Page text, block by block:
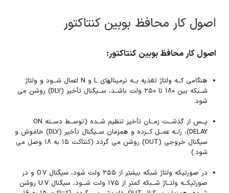
اصول کار محافظ بوبین کنتاکتور
اصول کار محافظ بوبین کنتاکتور:
هنگامی کــه ولتاژ تغذیه بــه ترمینالهای L و N اعمال شــود و ولتاژ
شــبکه بین ۱۸۰ تا ۲۵۰ ولت باشــد، ســیگنال تأخیر (DLY) روشن می
شود.
پــس از گذشــت زمــان تأخیر تنظیم شــده (توســط دســته ON
DELAY)، رلــه عمــل کــرده و همزمان ســیگنال تأخیر (DLY) خاموش و
سیگنال خروجی (OUT) روشن می گردد (کنتاکت ۱۵ به ۱۸ وصل می
شود.)
در صورتیکه ولتاژ شبکه بیشتر از ۲۵۵ ولت شود، سیگنال O.V و در
صورتیکــه ولتــاژ شــبکه کمتر از ۱۷۵ ولت شــود، سیگنال U.V روشن